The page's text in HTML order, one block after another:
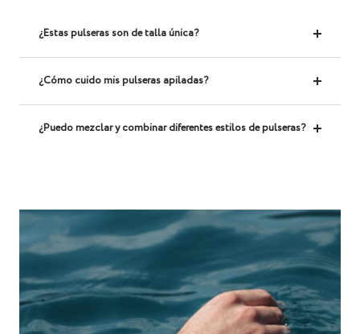
¿Estas pulseras son de talla única?
¿Cómo cuido mis pulseras apiladas?
¿Puedo mezclar y combinar diferentes estilos de pulseras?